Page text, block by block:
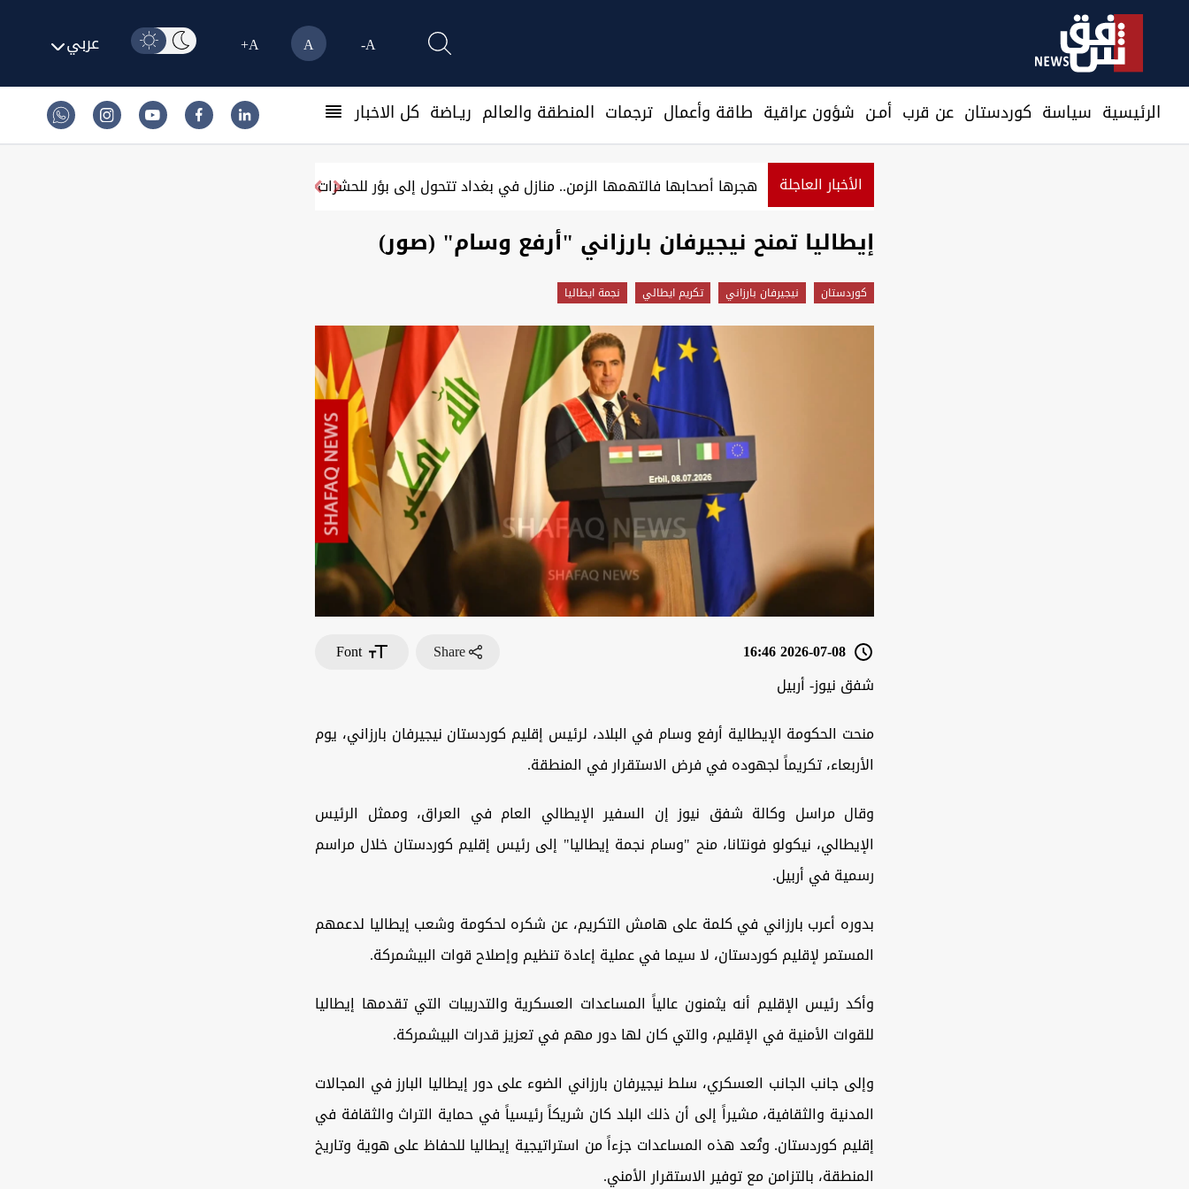
A-
A
A+ عربي
الرئيسية سیاسة كوردستان عن قرب أمـن شؤون عراقية طاقة وأعمال ترجمات المنطقة والعالم ريـاضة كل الاخبار
الأخبار العاجلةالحشد الشعبي ينفي علم الفياض المسبق باستهداف مقراته ويفتح تحقيقاً بـ"تقصير" اللواء 30
إيطاليا تمنح نيجيرفان بارزاني "أرفع وسام" (صور)
كوردستان نيجيرفان بارزاني تكريم ايطالي نجمة ايطاليا
2026-07-08 16:46
Share
Font
شفق نيوز- أربيل
منحت الحكومة الإيطالية أرفع وسام في البلاد، لرئيس إقليم كوردستان نيجيرفان بارزاني، يوم
الأربعاء، تكريماً لجهوده في فرض الاستقرار في المنطقة.
وقال مراسل وكالة شفق نيوز إن السفير الإيطالي العام في العراق، وممثل الرئيس
الإيطالي، نيكولو فونتانا، منح "وسام نجمة إيطاليا" إلى رئيس إقليم كوردستان خلال مراسم
رسمية في أربيل.
بدوره أعرب بارزاني في كلمة على هامش التكريم، عن شكره لحكومة وشعب إيطاليا لدعمهم
المستمر لإقليم كوردستان، لا سيما في عملية إعادة تنظيم وإصلاح قوات البيشمركة.
وأكد رئيس الإقليم أنه يثمنون عالياً المساعدات العسكرية والتدريبات التي تقدمها إيطاليا
للقوات الأمنية في الإقليم، والتي كان لها دور مهم في تعزيز قدرات البيشمركة.
وإلى جانب الجانب العسكري، سلط نيجيرفان بارزاني الضوء على دور إيطاليا البارز في المجالات
المدنية والثقافية، مشيراً إلى أن ذلك البلد كان شريكاً رئيسياً في حماية التراث والثقافة في
إقليم كوردستان. وتُعد هذه المساعدات جزءاً من استراتيجية إيطاليا للحفاظ على هوية وتاريخ
المنطقة، بالتزامن مع توفير الاستقرار الأمني.